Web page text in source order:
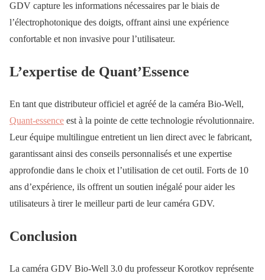
GDV capture les informations nécessaires par le biais de
l’électrophotonique des doigts, offrant ainsi une expérience
confortable et non invasive pour l’utilisateur.
L’expertise de Quant’Essence
En tant que distributeur officiel et agréé de la caméra Bio-Well,
Quant-essence est à la pointe de cette technologie révolutionnaire.
Leur équipe multilingue entretient un lien direct avec le fabricant,
garantissant ainsi des conseils personnalisés et une expertise
approfondie dans le choix et l’utilisation de cet outil. Forts de 10
ans d’expérience, ils offrent un soutien inégalé pour aider les
utilisateurs à tirer le meilleur parti de leur caméra GDV.
Conclusion
La caméra GDV Bio-Well 3.0 du professeur Korotkov représente